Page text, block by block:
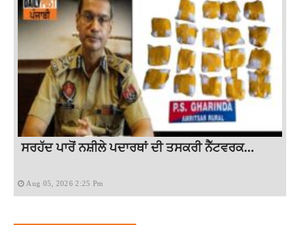
ਸਰਹੱਦ ਪਾਰੋਂ ਨਸ਼ੀਲੇ ਪਦਾਰਥਾਂ ਦੀ ਤਸਕਰੀ ਨੈੱਟਵਰਕ...
Aug 05, 2026 2:25 Pm